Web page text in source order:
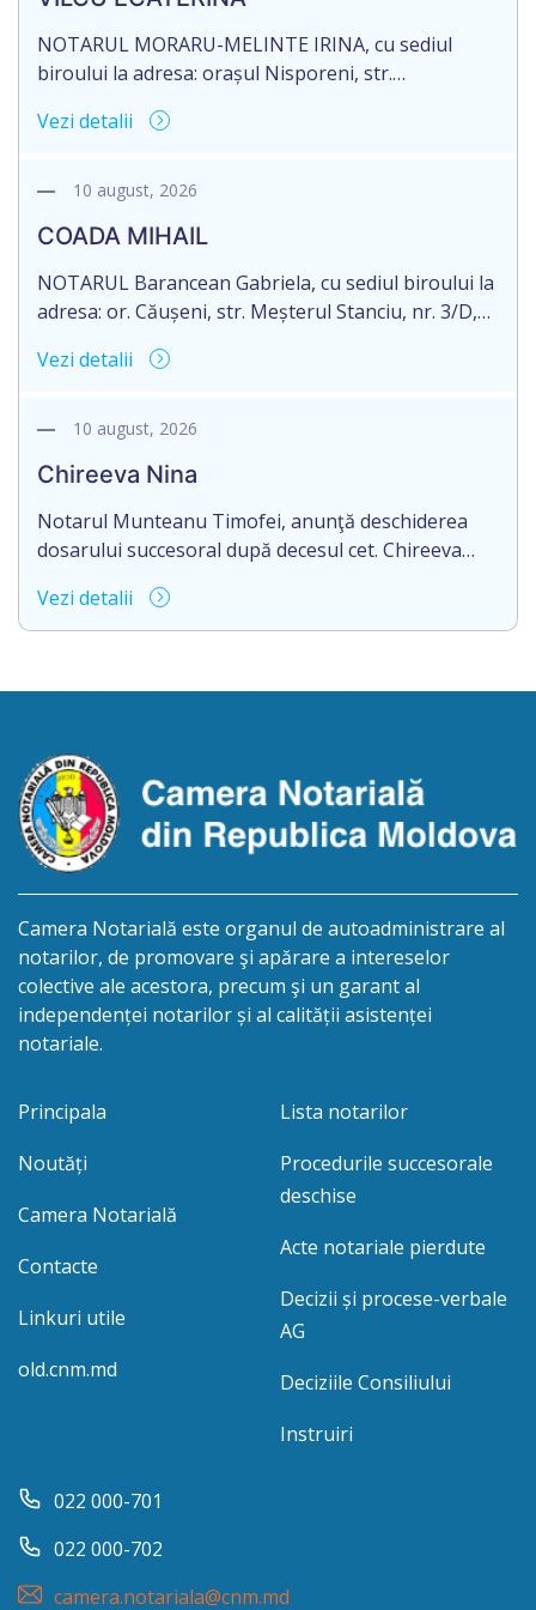
PANCOVA NELLI, cu sediul biroului la adresa: mun.
[…]
NOTARUL MORARU-MELINTE IRINA, cu sediul
biroului la adresa: orașul Nisporeni, str.
deschiderea procedurii succesorale în urma
01.10.1954, IDNP 2002024016632, decedată la data
certificatului de moștenitor este planificată în
prealabil pentru data 11.11.2026, cu condiția
constatării cu […]
Vezi detalii
10 august, 2026
COADA MIHAIL
NOTARUL Barancean Gabriela, cu sediul biroului la
adresa: or. Căușeni, str. Meșterul Stanciu, nr. 3/D,
în urma decesului cet. COADA MIHAIL, născut la
iunie 2026. Informăm succesibilii, că conform
începând cu 01.04.2026 termenul de opțiune pentru
acceptarea sau renunțarea […]
Vezi detalii
10 august, 2026
Chireeva Nina
Notarul Munteanu Timofei, anunţă deschiderea
dosarului succesoral după decesul cet. Chireeva
2005015046757, decedată la 10.04.2026, cu ultimul
domiciliu în mun Cahul, str. C. Negruzzi nr. 32, ap.
perfectarea drepturilor succesorale cu eliberarea
termen de 12 luni, din […]
Vezi detalii
Camera Notarială este organul de autoadministrare al
notarilor, de promovare şi apărare a intereselor
colective ale acestora, precum şi un garant al
independenței notarilor și al calității asistenței
notariale.
Principala
Noutăți
Camera Notarială
Contacte
Linkuri utile
old.cnm.md
Lista notarilor
Procedurile succesorale
deschise
Acte notariale pierdute
Decizii și procese-verbale
AG
Deciziile Consiliului
Instruiri
022 000-701
022 000-702
camera.notariala@cnm.md